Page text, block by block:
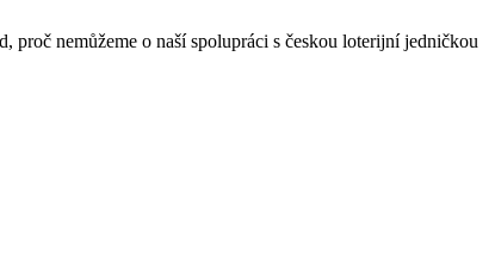
nemůžeme o naší spolupráci s českou loterijní jedničkou